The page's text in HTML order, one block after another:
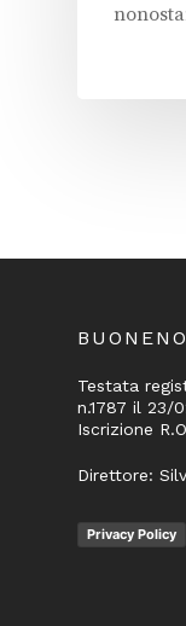
Testata
n.1787 il 23/
Iscrizione
Direttore:
Privacy Policy